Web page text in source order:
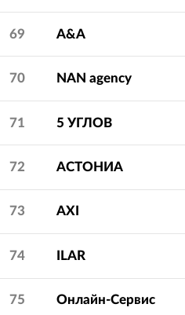
69 A&A
70 NAN agency
71 5 УГЛОВ
72 АСТОНИА
73 AXI
74 ILAR
75 Онлайн-Сервис